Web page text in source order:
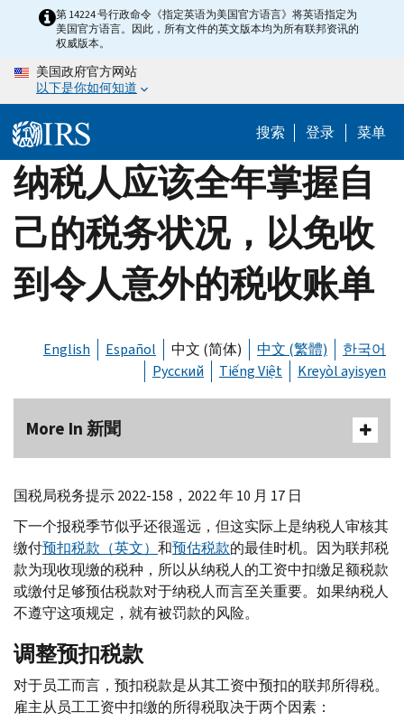
content
第 14224 号行政命令《指定英语为美国官方语言》将英语指定为
美国官方语言。因此，所有文件的英文版本均为所有联邦资讯的
权威版本。
美国政府官方网站
以下是你如何知道
搜索 登录 菜单
纳税人应该全年掌握自
己的税务状况，以免收
到令人意外的税收账单
English Español 中文 (简体) 中文 (繁體)
한국어
Русский
Tiếng Việt Kreyòl ayisyen
More In 新聞
国税局税务提示 2022-158，2022 年 10 月 17 日
下一个报税季节似乎还很遥远，但这实际上是纳税人审核其
缴付预扣税款（英文） 和预估税款的最佳时机。因为联邦税
款为现收现缴的税种，所以从纳税人的工资中扣缴足额税款
或缴付足够预估税款对于纳税人而言至关重要。如果纳税人
不遵守这项规定，就有被罚款的风险。
调整预扣税款
对于员工而言，预扣税款是从其工资中预扣的联邦所得税。
雇主从员工工资中扣缴的所得税取决于两个因素：